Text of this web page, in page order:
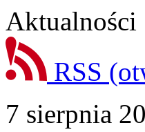
Aktualności
RSS
7 sierpnia